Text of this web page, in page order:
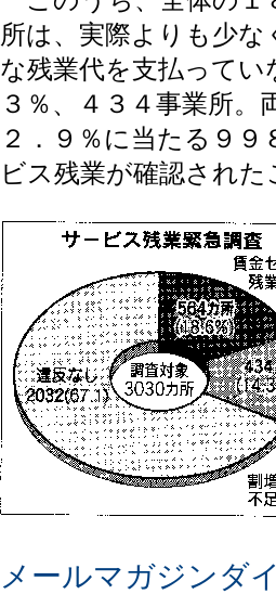
所は、実際よりも少な
な残業代を支払って
３％、４３４事業所
２．９％に当たる９
ビス残業が確認され
メールマガジンダ